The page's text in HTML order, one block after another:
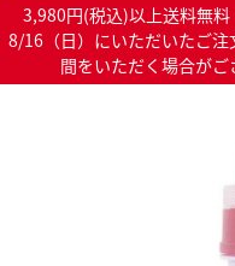
3,980円(税込)以上送料無
8/16（日）にいただいたご
間をいただく場合がご